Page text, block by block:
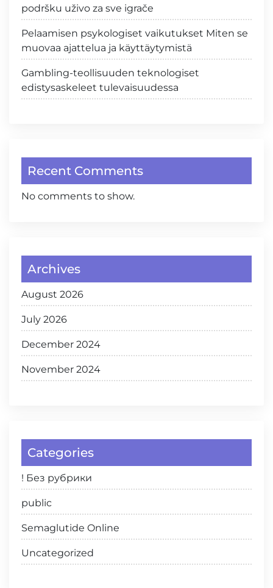
podršku uživo za sve igrače
Pelaamisen psykologiset vaikutukset Miten se
muovaa ajattelua ja käyttäytymistä
Gambling-teollisuuden teknologiset
edistysaskeleet tulevaisuudessa
Recent Comments
No comments to show.
Archives
August 2026
July 2026
December 2024
November 2024
Categories
! Без рубрики
public
Semaglutide Online
Uncategorized